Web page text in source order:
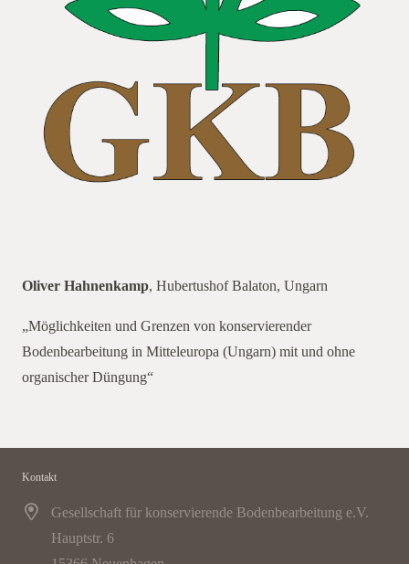
Indem Sie dieses Video laden, stimmen Sie der
Datenschutzrichtlinie vonYoutubezu und
akzeptieren die Verwendung von Cookies.
Immer Youtube-Videos auf allen Seiten laden.
Oliver Hahnenkamp, Hubertushof Balaton, Ungarn
„Möglichkeiten und Grenzen von konservierender
Bodenbearbeitung in Mitteleuropa (Ungarn) mit und ohne
organischer Düngung“
Kontakt
Gesellschaft für konservierende Bodenbearbeitung e.V.
Hauptstr. 6